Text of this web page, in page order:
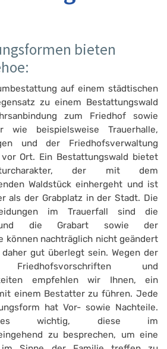
bieten
auf einem städtischen
zu einem Bestattungswald
zum Friedhof sowie
wie beispielsweise Trauerhalle,
und der Friedhofsverwaltung
Ort. Ein Bestattungswald bietet
der mit dem
Waldstück einhergeht und ist
als der Grabplatz in der Stadt. Die
im Trauerfall sind die
und die Grabart sowie der
können nachträglich nicht geändert
gut überlegt sein. Wegen der
Friedhofsvorschriften und
empfehlen wir Ihnen, ein
einem Bestatter zu führen. Jede
hat Vor- sowie Nachteile.
wichtig, diese im
zu besprechen, um eine